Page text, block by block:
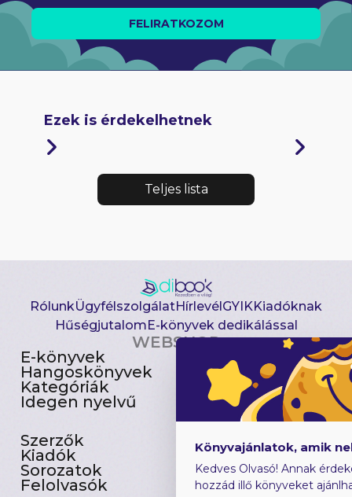
FELIRATKOZOM
Ezek is érdekelhetnek
Teljes lista
RólunkÜgyfélszolgálatHírlevélGYIKKiadóknak
HűségjutalomE-könyvek dedikálással
WEBSHOP
E-könyvek
Hangoskönyvek
Kategóriák
Idegen nyelvű
Csomagajánlatok
Akciósak
Előjegyezhetők
Újdonságok
Szerzők
Kiadók
Sorozatok
Felolvasók
Gyerekkönyvek
Heti toplista
Ajándékutalvány
Blog
Könyvajánlatok, amik
Kedves Olvasó! Annak
hozzád illő könyveket